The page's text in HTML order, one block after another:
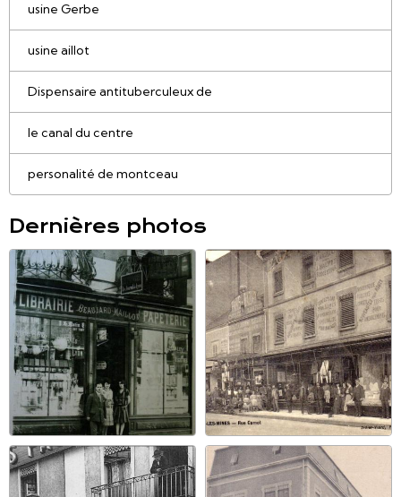
usine Gerbe
usine aillot
Dispensaire antituberculeux de
le canal du centre
personalité de montceau
Dernières photos